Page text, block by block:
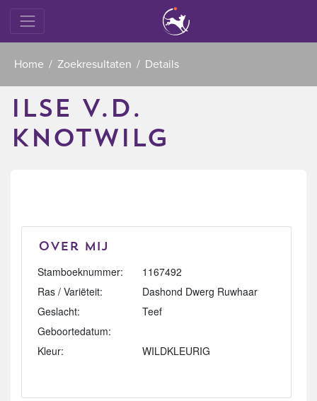
Home Zoekresultaten Details
ILSE V.D.
KNOTWILG
Over mij
Stamboeknummer:
1167492
Ras / Variëteit:
Dashond Dwerg Ruwhaar
Geslacht:
Teef
Geboortedatum:
Kleur:
WILDKLEURIG